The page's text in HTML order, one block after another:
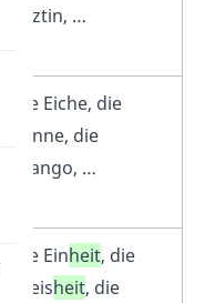
Ärztin, …
die Eiche, die
Tanne, die
Mango, …
die Einheit, die
Weisheit, die